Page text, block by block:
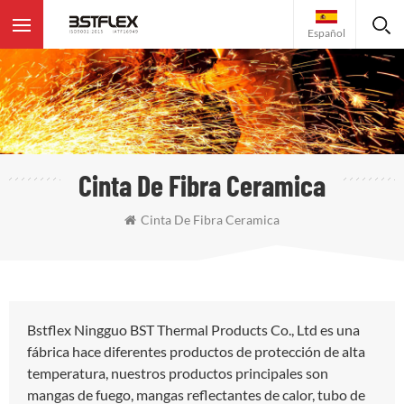
Español
Cinta De Fibra Ceramica
Cinta De Fibra Ceramica
Bstflex Ningguo BST Thermal Products Co., Ltd es una
fábrica hace diferentes productos de protección de alta
temperatura, nuestros productos principales son
mangas de fuego, mangas reflectantes de calor, tubo de